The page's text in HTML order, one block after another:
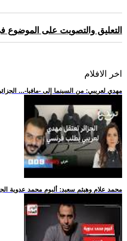
التعليق والتصويت على الموضوع
اخر الافلام
.. مهدي لعريبي: من السينما إلى -مافيا-...
.. محمد علام وهيثم سعيد: ألبوم محمد عدوية